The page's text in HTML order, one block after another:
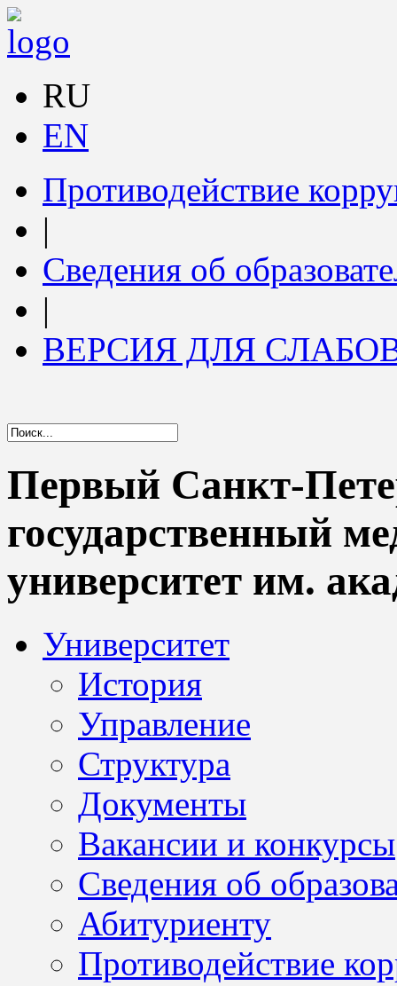
RU
EN
Противодействие
|
Сведения об
|
ВЕРСИЯ ДЛЯ
Первый Санкт-
государственный
университет им.
Университет
История
Управление
Структура
Документы
Вакансии и конкурсы
Сведения об
Абитуриенту
Противодействие